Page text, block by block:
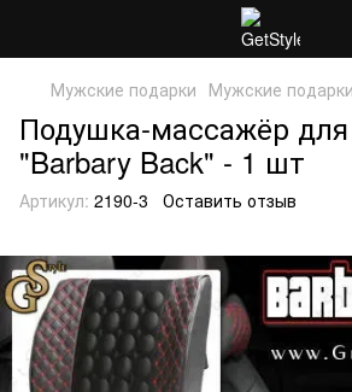
Мужские подарки Мужские
Подушка-массажёр
"Barbary Back" - 1 шт
Артикул: 2190-3 Оставить отзыв